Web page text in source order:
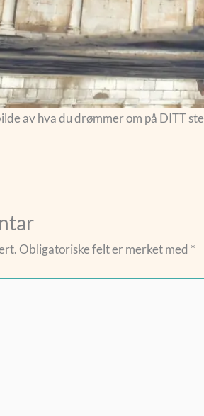
av hva du drømmer om på DITT
Obligatoriske felt er merket med *